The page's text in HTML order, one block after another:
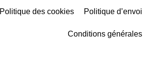
Politique des cookies Politique d’envoi
Conditions générales